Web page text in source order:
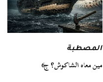
المصطبة
مين معاه الشاكوش؟ ج6